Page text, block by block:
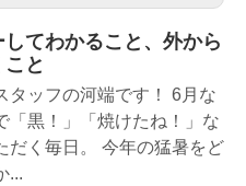
てわかること、外から
と
タッフの河端です！ 6月な
「黒！」「焼けたね！」な
だく毎日。 今年の猛暑をど
...